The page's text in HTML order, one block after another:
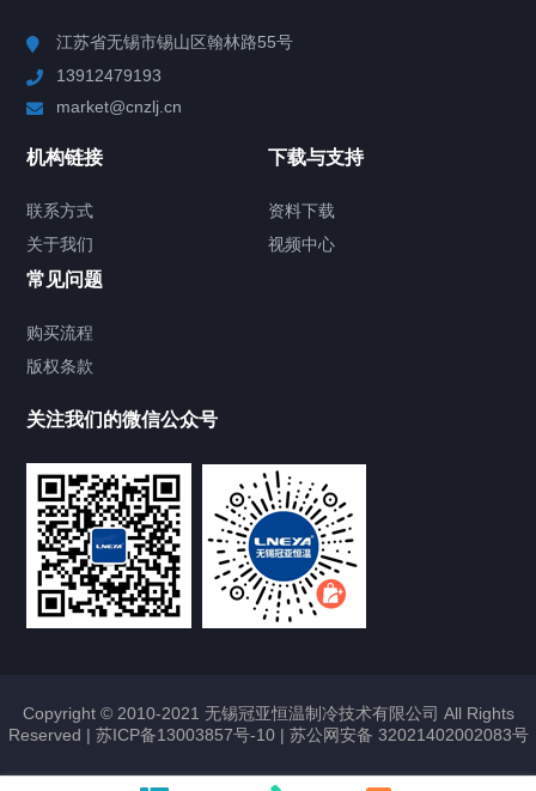
Chiller高精度制冷循环器
TCU温度控制单元
Chiller气体控温系统
Chamber试验箱
FREEZER低温箱
VOCs冷凝回收装置
江苏省无锡市锡山区翰林路55号
13912479193
market@cnzlj.cn
机构链接
联系方式
关于我们
下载与支持
资料下载
视频中心
常见问题
购买流程
版权条款
关注我们的微信公众号
Copyright © 2010-2021 无锡冠亚恒温制冷技术有限公司 All Rights
Reserved | 苏ICP备13003857号-10| 苏公网安备 32021402002083号